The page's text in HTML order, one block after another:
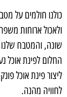
כולנו חולמים על
ולאכול ארוחות
שונה, והמטבח
החלום לפינת
ליצור פינת אוכל
לחוויה מהנה.